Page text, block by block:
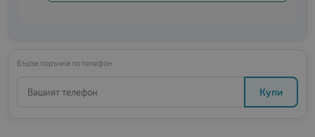
Бърза поръчка по телефон:
Купи